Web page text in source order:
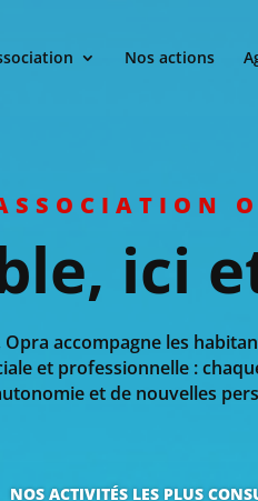
Nos actions
ici
Opra accompagne les
et professionnelle :
et de nouvelles
NOS ACTIVITÉS LES PLUS